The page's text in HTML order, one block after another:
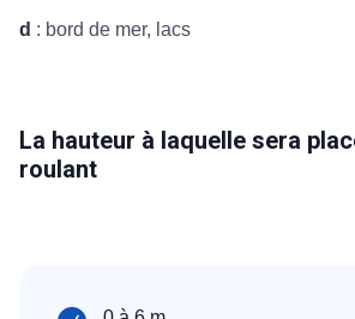
d : bord de mer, lacs
La hauteur à laquelle sera
roulant